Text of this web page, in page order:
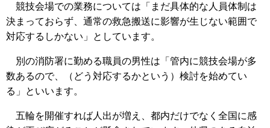
競技会場での業務については「まだ具体的な人員体制は
決まっておらず、通常の救急搬送に影響が生じない範囲で
対応するしかない」としています。
別の消防署に勤める職員の男性は「管内に競技会場が多
数あるので、（どう対応するかという）検討を始めてい
る」といいます。
五輪を開催すれば人出が増え、都内だけでなく全国に感